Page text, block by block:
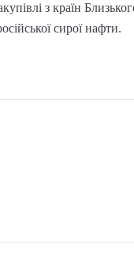
з країн
сирої нафти.